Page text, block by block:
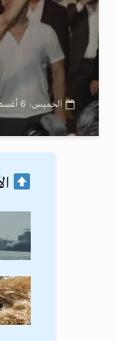
الخميس، 6 أغسطس 2026، 6:46 ص